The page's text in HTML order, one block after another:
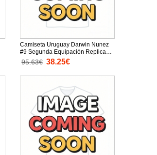
Camiseta Uruguay Darwin Nunez
#9 Segunda Equipación Replica
Mundial 2026 mangas cortas
95.63€ 38.25€